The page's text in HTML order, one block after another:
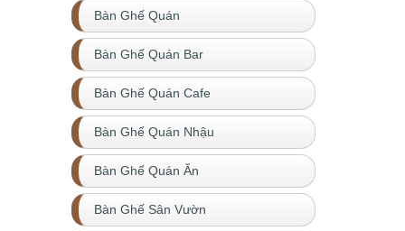
Bàn Ghế Quán
Bàn Ghế Quán Bar
Bàn Ghế Quán Cafe
Bàn Ghế Quán Nhậu
Bàn Ghế Quán Ăn
Bàn Ghế Sân Vườn